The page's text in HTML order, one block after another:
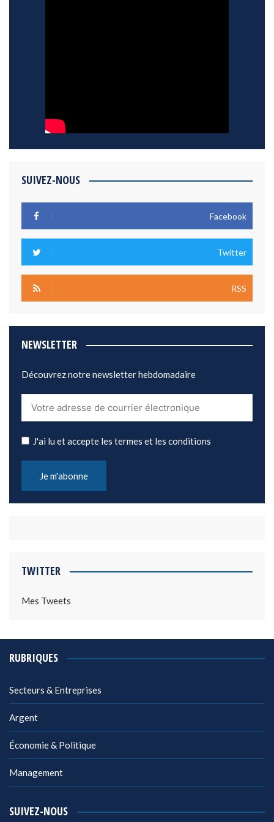
SUIVEZ-NOUS
Facebook
Twitter
RSS
NEWSLETTER
Découvrez notre newsletter hebdomadaire
J'ai lu et accepte les termes et les conditions
TWITTER
Mes Tweets
RUBRIQUES
Secteurs & Entreprises
Argent
Économie & Politique
Management
SUIVEZ-NOUS